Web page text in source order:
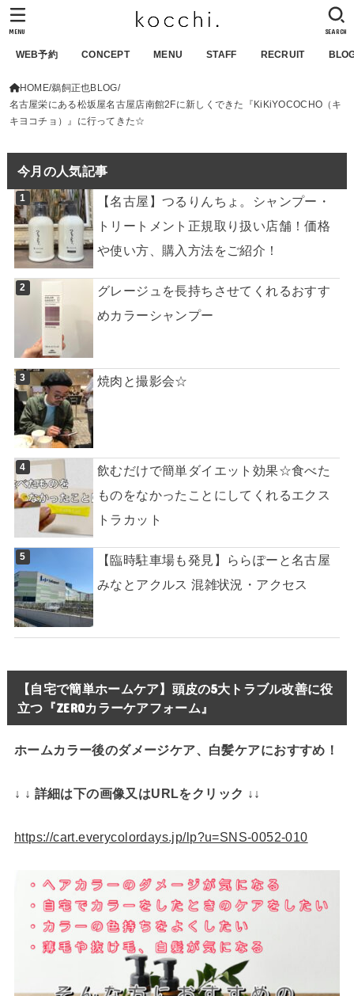
WEB予約 CONCEPT MENU STAFF RECRUIT
SEARCH
MENU
HOME 鵜飼正也BLOG
名古屋栄にある松坂屋名古屋店南館2Fに新しくできた『KiKiYOCOCHO（キ
キヨコチョ）』に行ってきた☆
今月の人気記事
【名古屋】つるりんちょ。シャンプー・
トリートメント正規取り扱い店舗！価格
や使い方、購入方法をご紹介！
グレージュを長持ちさせてくれるおすす
めカラーシャンプー
焼肉と撮影会☆
飲むだけで簡単ダイエット効果☆食べた
ものをなかったことにしてくれるエクス
トラカット
【臨時駐車場も発見】ららぽーと名古屋
みなとアクルス 混雑状況・アクセス
【自宅で簡単ホームケア】頭皮の5大トラブル改善に役
立つ『ZEROカラーケアフォーム』
ホームカラー後のダメージケア、白髪ケアにおすすめ！
↓ ↓ 詳細は下の画像又はURLをクリック ↓↓
https://cart.everycolordays.jp/lp?u=SNS-0052-010